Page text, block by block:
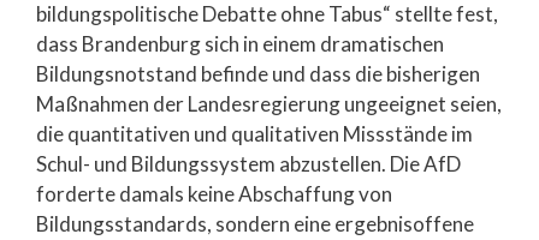
bildungspolitische Debatte ohne Tabus“ stellte fest,
dass Brandenburg sich in einem dramatischen
Bildungsnotstand befinde und dass die bisherigen
Maßnahmen der Landesregierung ungeeignet seien,
die quantitativen und qualitativen Missstände im
Schul- und Bildungssystem abzustellen. Die AfD
forderte damals keine Abschaffung von
Bildungsstandards, sondern eine ergebnisoffene